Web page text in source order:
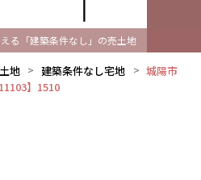
る「建築条件なし」の売土地
土地 建築条件なし宅地
城陽市
】1510